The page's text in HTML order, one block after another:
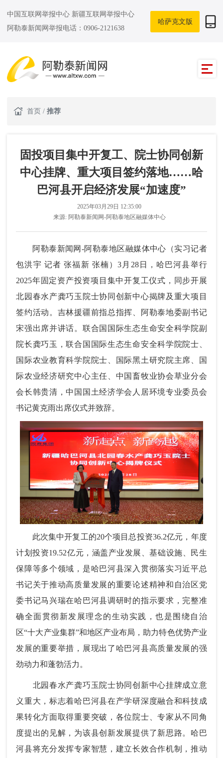
中国互联网举报中心 新疆互联网举报中心
阿勒泰新闻网举报电话：0906-2121638
哈萨克文版
首页 / 推荐
固投项目集中开复工、院士协同创新
中心挂牌、重大项目签约落地……哈
巴河县开启经济发展“加速度”
2025年03月29日 12:35:00
来源: 阿勒泰新闻网-阿勒泰地区融媒体中心
阿勒泰新闻网-阿勒泰地区融媒体中心（实习记者
包洪宇 记者 张福新 张楠）3月28日，哈巴河县举行
2025年固定资产投资项目集中开复工仪式，同步开展
北园春水产龚巧玉院士协同创新中心揭牌及重大项目
签约活动。吉林援疆前指总指挥、阿勒泰地委副书记
宋强出席并讲话。联合国国际生态生命安全科学院副
院长龚巧玉，联合国国际生态生命安全科学院院士、
国际农业教育科学院院士、国际黑土研究院主席、国
际农业经济研究中心主任、中国畜牧业协会草业分会
会长韩贵清，中国国土经济学会人居环境专业委员会
书记黄克雨出席仪式并致辞。
此次集中开复工的20个项目总投资36.2亿元，年度
计划投资19.52亿元，涵盖产业发展、基础设施、民生
保障等多个领域，是哈巴河县深入贯彻落实习近平总
书记关于推动高质量发展的重要论述精神和自治区党
委书记马兴瑞在哈巴河县调研时的指示要求，完整准
确全面贯彻新发展理念的生动实践，也是围绕自治
区“十大产业集群”和地区产业布局，助力特色优势产业
发展的重要举措，展现出了哈巴河县高质量发展的强
劲动力和蓬勃活力。
北园春水产龚巧玉院士协同创新中心挂牌成立意
义重大，标志着哈巴河县在产学研深度融合和科技成
果转化方面取得重要突破，各位院士、专家从不同角
度提出的见解，为该县创新发展提供了新思路。哈巴
河县将充分发挥专家智慧，建立长效合作机制，推动